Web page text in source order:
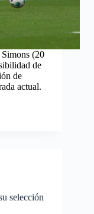
(20
de
de
actual.
selección